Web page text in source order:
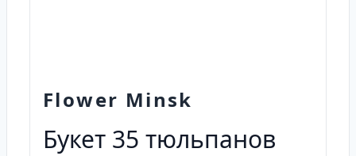
Flower Minsk
Букет 35 тюльпанов